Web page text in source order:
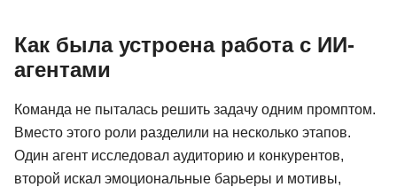
Как была устроена работа с ИИ-
агентами
Команда не пыталась решить задачу одним промптом.
Вместо этого роли разделили на несколько этапов.
Один агент исследовал аудиторию и конкурентов,
второй искал эмоциональные барьеры и мотивы,